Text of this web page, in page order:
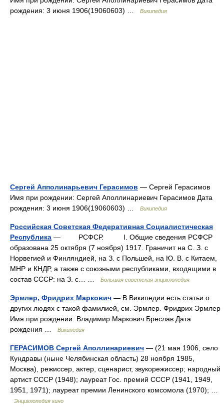
рождения: 3 июня 1906(19060603) …
Википедия
Сергей Апполинарьевич Герасимов — Сергей Герасимов
Имя при рождении: Сергей Аполлинариевич Герасимов Дата
рождения: 3 июня 1906(19060603) …
Википедия
Российская Советская Федеративная Социалистическая
Республика — РСФСР. I. Общие сведения РСФСР
образована 25 октября (7 ноября) 1917. Граничит на С. З. с
Норвегией и Финляндией, на З. с Польшей, на Ю. В. с Китаем,
МНР и КНДР, а также с союзными республиками, входящими в
состав СССР: на З. с… …
Большая советская энциклопедия
Эрмлер, Фридрих Маркович — В Википедии есть статьи о
других людях с такой фамилией, см. Эрмлер. Фридрих Эрмлер
Имя при рождении: Владимир Маркович Бреслав Дата
рождения …
Википедия
ГЕРАСИМОВ Сергей Аполлинариевич — (21 мая 1906, село
Кундравы (ныне Челябинская область) 28 ноября 1985,
Москва), режиссер, актер, сценарист, звукорежиссер; народный
артист СССР (1948); лауреат Гос. премий СССР (1941, 1949,
1951, 1971); лауреат премии Ленинского комсомола (1970); …
Энциклопедия кино